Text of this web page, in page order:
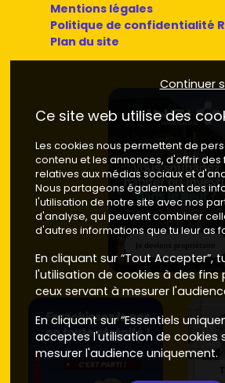
Mentions légales
Politique de confidentialité
Plan du site
Continuer
Ce site web utilise des
Les cookies nous permettent de
contenu et les annonces, d'offrir des
relatives aux médias sociaux et
Nous partageons également des
l'utilisation de notre site avec nos
d'analyse, qui peuvent combiner
d'autres informations que tu leur as
En cliquant sur “Tout Accepter”,
l'utilisation de cookies à des fins
ceux servant à mesurer
En cliquant sur “Essentiels
acceptes l'utilisation de cookies
mesurer l'audience uniquement.